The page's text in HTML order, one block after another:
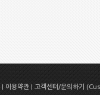
이용약관 고객센터/문의하기